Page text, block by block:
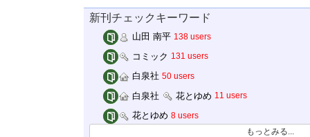
新刊チェックキーワード
山田 南平 138 users
コミック 131 users
白泉社 50 users
白泉社 花とゆめ 11 users
花とゆめ 8 users
もっとみる...